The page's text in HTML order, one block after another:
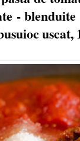
-